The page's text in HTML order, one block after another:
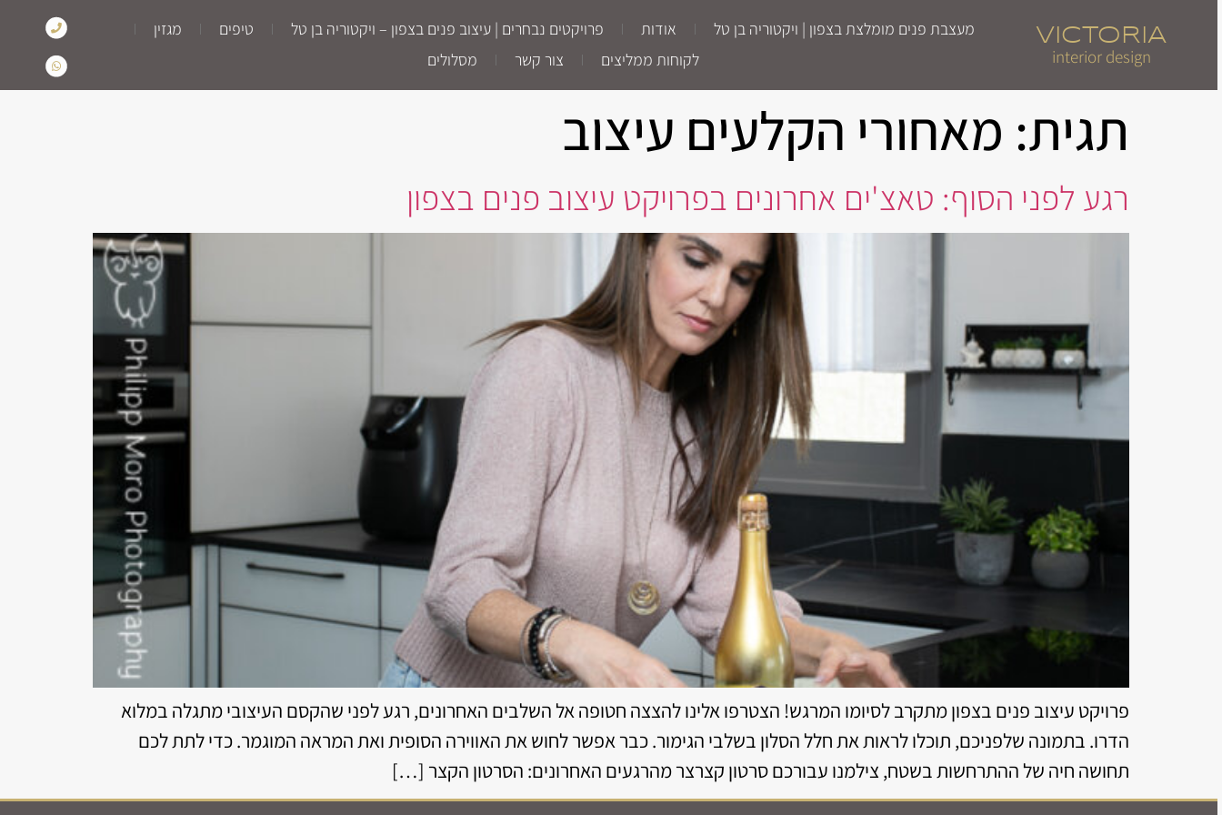
VICTORIA
interior design
מעצבת פנים מומלצת בצפון | ויקטוריה בן טל אודות פרויקטים נבחרים | עיצוב פנים בצפון – ויקטוריה בן טל טיפים
מגזין
לקוחות ממליצים
צור קשר מסלולים
תגית: מאחורי הקלעים עיצוב
רגע לפני הסוף: טאצ'ים אחרונים בפרויקט עיצוב פנים בצפון
פרויקט עיצוב פנים בצפון מתקרב לסיומו המרגש! הצטרפו אלינו להצצה חטופה אל השלבים האחרונים, רגע לפני שהקסם העיצובי מתגלה במלוא
הדרו. בתמונה שלפניכם, תוכלו לראות את חלל הסלון בשלבי הגימור. כבר אפשר לחוש את האווירה הסופית ואת המראה המוגמר. כדי לתת לכם
תחושה חיה של ההתרחשות בשטח, צילמנו עבורכם סרטון קצרצר מהרגעים האחרונים: הסרטון הקצר […]